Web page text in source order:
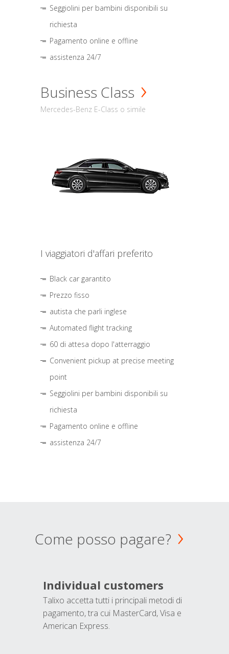
Seggiolini per bambini disponibili su
richiesta
Pagamento online e offline
assistenza 24/7
Business Class
Mercedes-Benz E-Class o simile
I viaggiatori d'affari preferito
Black car garantito
Prezzo fisso
autista che parli inglese
Automated flight tracking
60 di attesa dopo l'atterraggio
Convenient pickup at precise meeting
point
Seggiolini per bambini disponibili su
richiesta
Pagamento online e offline
assistenza 24/7
Come posso pagare?
Individual customers
Talixo accetta tutti i principali metodi di
pagamento, tra cui MasterCard, Visa e
American Express.